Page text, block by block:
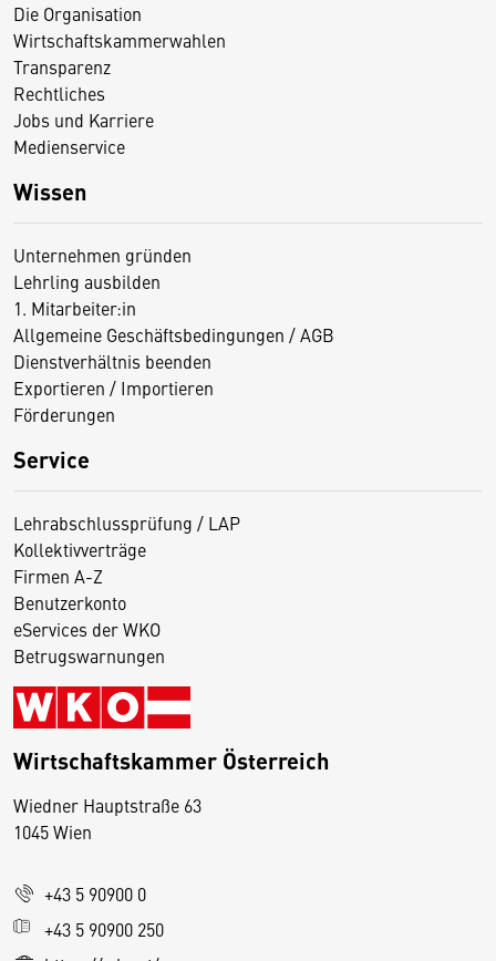
Die Organisation
Wirtschaftskammerwahlen
Transparenz
Rechtliches
Jobs und Karriere
Medienservice
Wissen
Unternehmen gründen
Lehrling ausbilden
1. Mitarbeiter:in
Allgemeine Geschäftsbedingungen / AGB
Dienstverhältnis beenden
Exportieren / Importieren
Förderungen
Service
Lehrabschlussprüfung / LAP
Kollektivverträge
Firmen A-Z
Benutzerkonto
eServices der WKO
Betrugswarnungen
Wirtschaftskammer Österreich
Wiedner Hauptstraße 63
1045 Wien
+43 5 90900 0
+43 5 90900 250
D
s
e